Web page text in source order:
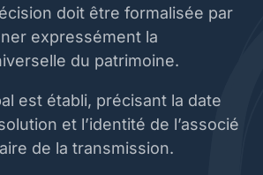
doit être formalisée par
expressément la
du patrimoine.
est établi, précisant la date
et l’identité de l’associé
de la transmission.